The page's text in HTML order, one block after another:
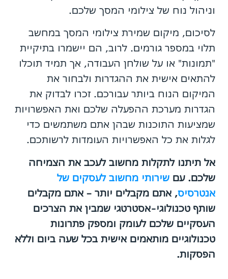
וניהול נוח של צילומי המסך שלכם.
לסיכום, מיקום שמירת צילומי המסך במחשב
תלוי במספר גורמים. לרוב, הם יישמרו בתיקיית
"תמונות" או על שולחן העבודה, אך תמיד תוכלו
להתאים אישית את ההגדרות ולבחור את
המיקום הנוח ביותר עבורכם. זכרו לבדוק את
הגדרות מערכת ההפעלה שלכם ואת האפשרויות
שמציעות התוכנות שבהן אתם משתמשים כדי
לגלות את כל האפשרויות העומדות לרשותכם.
אל תיתנו לתקלות מחשוב לעכב את הצמיחה
שלכם. עם שירותי מחשוב לעסקים של
אנטרסיס, אתם מקבלים יותר – אתם מקבלים
שותף טכנולוגי-אסטרטגי שמבין את הצרכים
העסקיים שלכם לעומק ומספק פתרונות
טכנולוגיים מותאמים אישית בכל שעה ביום וללא
הפסקות.